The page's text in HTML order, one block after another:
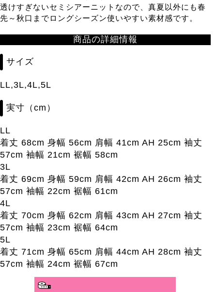
透けすぎないセミシアーニットなので、真夏以外にも春
先～秋口までロングシーズン使いやすい素材感です。
商品の詳細情報
サイズ
LL,3L,4L,5L
実寸（cm）
LL
着丈 68cm 身幅 56cm 肩幅 41cm AH 25cm 袖丈
57cm 袖幅 21cm 裾幅 58cm
3L
着丈 69cm 身幅 59cm 肩幅 42cm AH 26cm 袖丈
57cm 袖幅 22cm 裾幅 61cm
4L
着丈 70cm 身幅 62cm 肩幅 43cm AH 27cm 袖丈
57cm 袖幅 23cm 裾幅 64cm
5L
着丈 71cm 身幅 65cm 肩幅 44cm AH 28cm 袖丈
57cm 袖幅 24cm 裾幅 67cm
分かりやすいサイズガイド>>